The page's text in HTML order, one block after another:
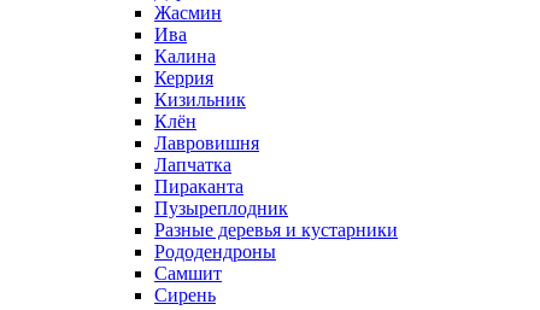
Жасмин
Ива
Калина
Керрия
Кизильник
Клён
Лавровишня
Лапчатка
Пираканта
Пузыреплодник
Разные деревья и кустарники
Рододендроны
Самшит
Сирень